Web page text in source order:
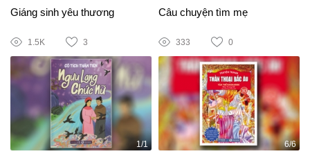
Giáng sinh yêu thương
1.5K 3
Câu chuyện tìm mẹ
333 0
1/1 6/6